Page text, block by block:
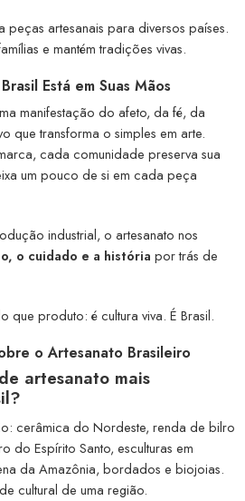
peças artesanais para diversos países.
e mantém tradições vivas.
Está em Suas Mãos
manifestação do afeto, da fé, da
que transforma o simples em arte.
cada comunidade preserva sua
um pouco de si em cada peça
industrial, o artesanato nos
o cuidado e a história por trás de
que produto: é cultura viva. É Brasil.
o Artesanato Brasileiro
artesanato mais
cerâmica do Nordeste, renda de bilro
do Espírito Santo, esculturas em
da Amazônia, bordados e biojoias.
cultural de uma região.